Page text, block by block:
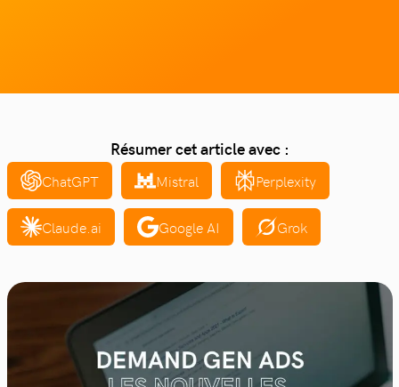
Résumer cet article avec :
ChatGPT Mistral Perplexity
Claude.ai Google AI Grok